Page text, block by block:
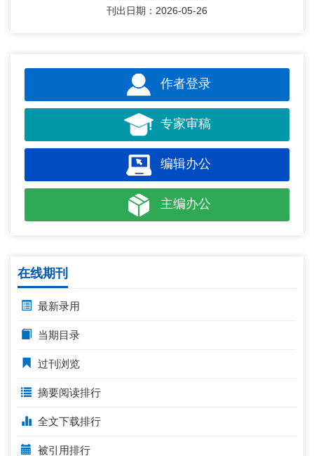
刊出日期：2026-05-26
作者登录
专家审稿
编辑办公
主编办公
在线期刊
最新录用
当期目录
过刊浏览
摘要阅读排行
全文下载排行
被引用排行